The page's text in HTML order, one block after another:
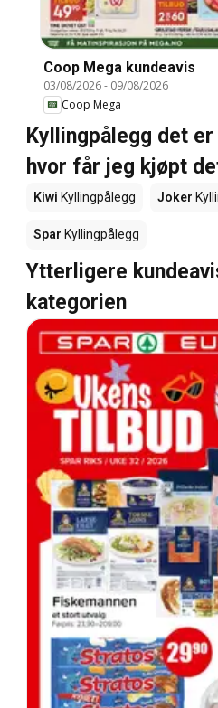
Coop Mega kundeavis
03/08/2026- 09/08/2026
Coop Mega
Kyllingpålegg det er
hvor får jeg kjøpt
Kiwi Kyllingpålegg Joker
Spar Kyllingpålegg
Ytterligere
kategorien